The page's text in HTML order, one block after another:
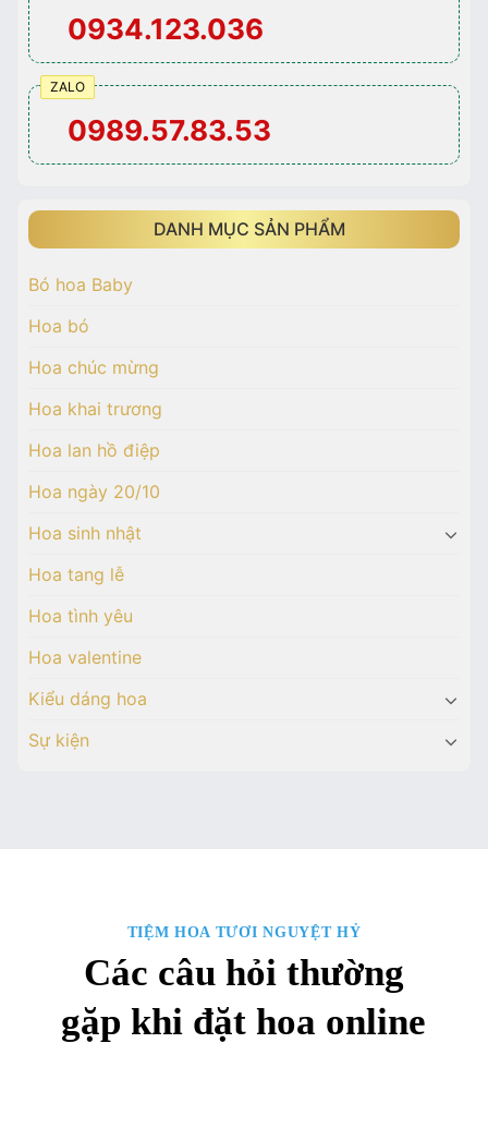
0934.123.036
ZALO
0989.57.83.53
DANH MỤC SẢN PHẨM
Bó hoa Baby
Hoa bó
Hoa chúc mừng
Hoa khai trương
Hoa lan hồ điệp
Hoa ngày 20/10
Hoa sinh nhật
Hoa tang lễ
Hoa tình yêu
Hoa valentine
Kiểu dáng hoa
Sự kiện
TIỆM HOA TƯƠI NGUYỆT HỶ
Các câu hỏi thường
gặp khi đặt hoa online